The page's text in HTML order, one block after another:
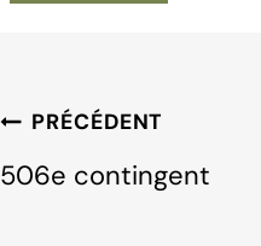
Navigation
l'article
PRÉCÉDENT
506e contingent